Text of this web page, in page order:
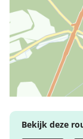
Bekijk deze